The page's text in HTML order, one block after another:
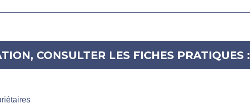
CONSULTER LES FICHES PRATIQUES :